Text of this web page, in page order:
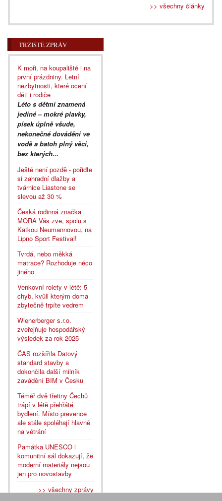
>> všechny články
TRŽIŠTĚ ZPRÁV
K moři, na koupaliště i na
první prázdniny. Letní
nezbytnosti, které ocení
děti i rodiče
Léto s dětmi znamená
jediné – mokré plavky,
písek úplně všude,
nekonečné dovádění ve
vodě a batoh plný věcí,
bez kterých...
Ještě není pozdě - pořiďte
si zahradní dlažby a
tvárnice Liastone se
slevou až 30 %
Česká rodinná značka
MORA Vás zve, spolu s
Katkou Neumannovou, na
Lipno Sport Festival!
Tvrdá, nebo měkká
matrace? Rozhoduje něco
jiného
Venkovní rolety v létě: 5
chyb, kvůli kterým doma
zbytečně trpíte vedrem
Wienerberger s.r.o.
zveřejňuje hospodářský
výsledek za rok 2025
ČAS rozšířila Datový
standard stavby a
dokončila další milník
zavádění BIM v Česku
Téměř dvě třetiny Čechů
trápí v létě přehřáté
bydlení. Místo prevence
ale stále spoléhají hlavně
na větrání
Památka UNESCO i
komunitní sál dokazují, že
moderní materiály nejsou
jen pro novostavby
>> všechny zprávy